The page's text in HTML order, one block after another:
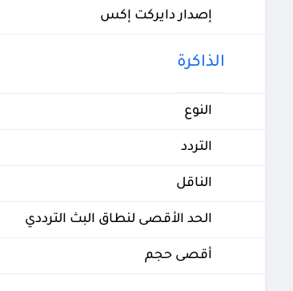
إصدار دايركت إكس
الذاكرة
النوع
التردد
الناقل
الحد الأقصى لنطاق البث الترددي
أقصى حجم